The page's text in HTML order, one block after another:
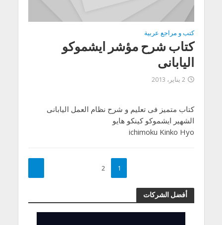
كتب و مراجع عربية
كتاب شرح مؤشر ايشموكو
اليابانى
2 يناير، 2013
كتاب متميز فى تعليم و شرح نظام العمل اليابانى
الشهير ايشموكو كينكو هايو
ichimoku Kinko Hyo
1
2
أفضل الشركات